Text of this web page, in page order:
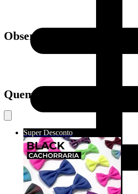
Observações
Quem viu este produto